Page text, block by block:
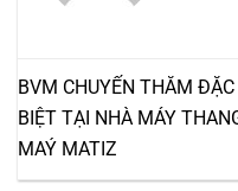
BVM CHUYẾN THĂM ĐẶC
BIỆT TẠI NHÀ MÁY
MAÝ MATIZ